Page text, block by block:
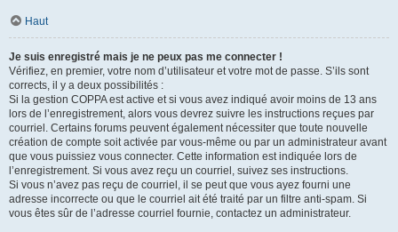
Haut
Je suis enregistré mais je ne peux pas me connecter !
Vérifiez, en premier, votre nom d’utilisateur et votre mot de passe. S’ils sont
corrects, il y a deux possibilités :
Si la gestion COPPA est active et si vous avez indiqué avoir moins de 13 ans
lors de l’enregistrement, alors vous devrez suivre les instructions reçues par
courriel. Certains forums peuvent également nécessiter que toute nouvelle
création de compte soit activée par vous-même ou par un administrateur avant
que vous puissiez vous connecter. Cette information est indiquée lors de
l’enregistrement. Si vous avez reçu un courriel, suivez ses instructions.
Si vous n’avez pas reçu de courriel, il se peut que vous ayez fourni une
adresse incorrecte ou que le courriel ait été traité par un filtre anti-spam. Si
vous êtes sûr de l’adresse courriel fournie, contactez un administrateur.